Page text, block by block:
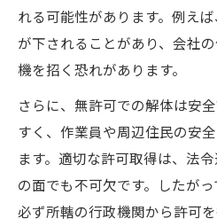
れる可能性があります。例え
が下されることがあり、会社
機を招く恐れがあります。
さらに、無許可での解体は安
すく、作業員や周辺住民の安
ます。適切な許可取得は、法
の面でも不可欠です。したが
必ず所轄の行政機関から許可